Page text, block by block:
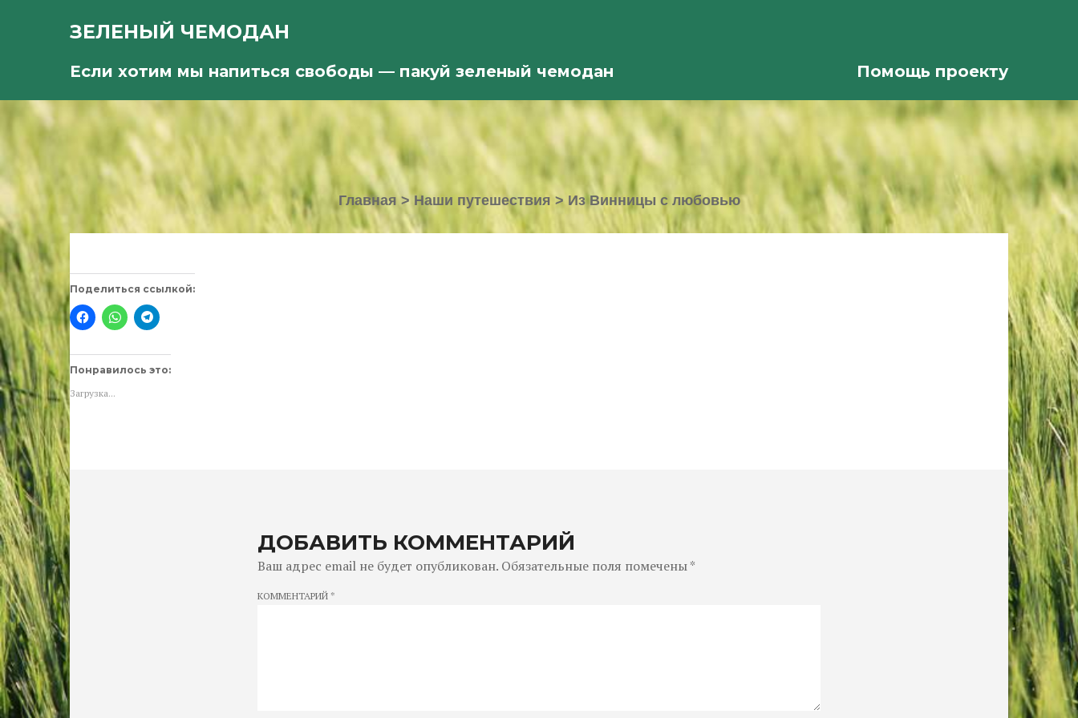
ЗЕЛЕНЫЙ ЧЕМОДАН
Если хотим мы напиться свободы — пакуй зеленый чемодан Помощь проекту
Главная> Наши путешествия > Из Винницы с любовью
Поделиться ссылкой:
Нажмите
здесь,
контентом
на
Facebook.
в
Нажмите,
чтобы
WhatsApp
(Открывается
в
Нажмите,
чтобы
Telegram
(Открывается
в
Понравилось это:
Загрузка...
ДОБАВИТЬ КОММЕНТАРИЙ
Ваш адрес email не будет опубликован. Обязательные поля помечены*
КОММЕНТАРИЙ *